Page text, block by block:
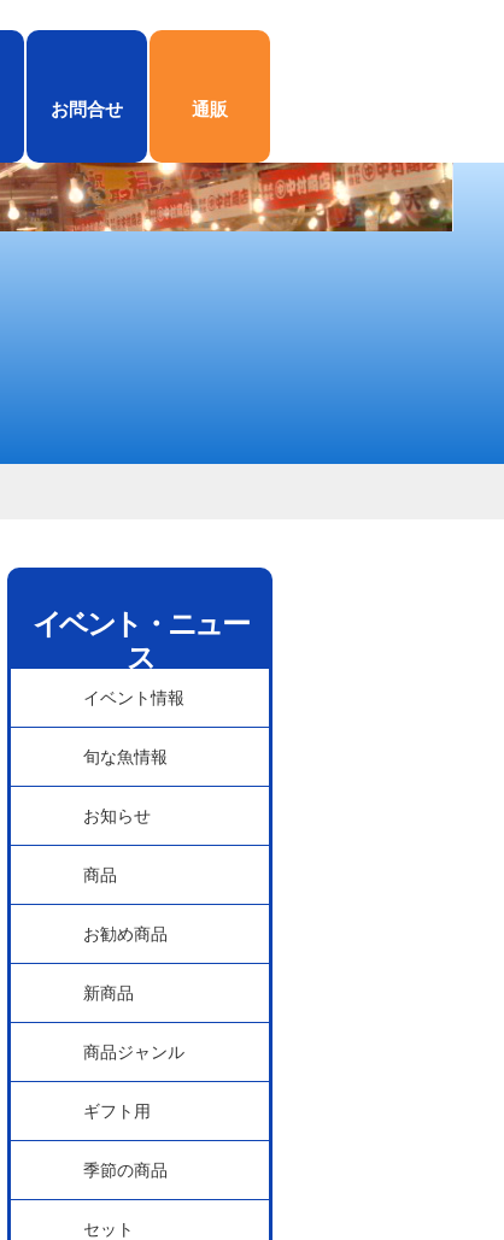
お問合せ 通販
イベント・ニュー
ス
イベント情報
旬な魚情報
お知らせ
商品
お勧め商品
新商品
商品ジャンル
ギフト用
季節の商品
セット